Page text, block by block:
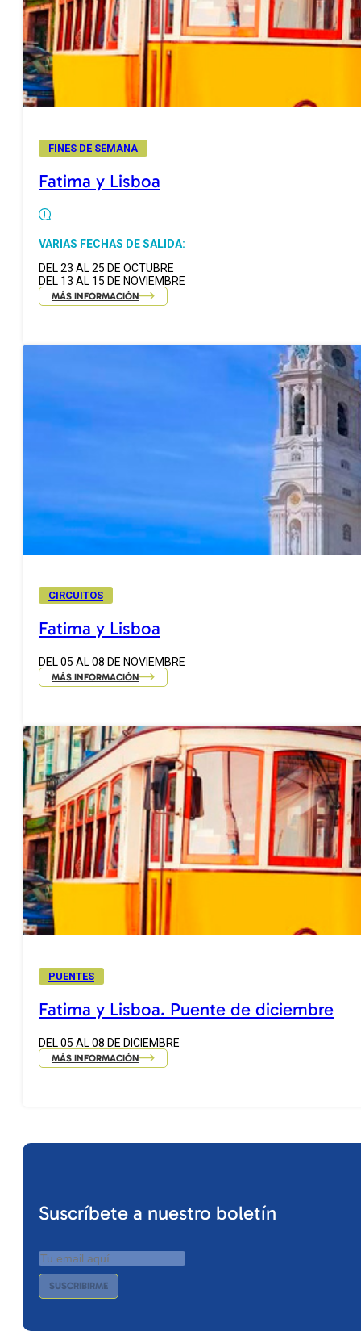
FINES DE SEMANA
Fatima y Lisboa
VARIAS FECHAS DE SALIDA:
DEL 23 AL 25 DE OCTUBRE
DEL 13 AL 15 DE NOVIEMBRE
MÁS INFORMACIÓN
CIRCUITOS
Fatima y Lisboa
DEL 05 AL 08 DE NOVIEMBRE
MÁS INFORMACIÓN
PUENTES
Fatima y Lisboa. Puente de diciembre
DEL 05 AL 08 DE DICIEMBRE
MÁS INFORMACIÓN
Suscríbete a nuestro boletín
SUSCRIBIRME